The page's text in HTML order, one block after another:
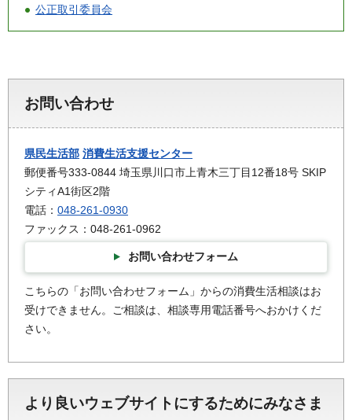
公正取引委員会
お問い合わせ
県民生活部 消費生活支援センター
郵便番号333-0844 埼玉県川口市上青木三丁目12番18号 SKIP
シティA1街区2階
電話： 048-261-0930
ファックス：048-261-0962
お問い合わせフォーム
こちらの「お問い合わせフォーム」からの消費生活相談はお
受けできません。ご相談は、相談専用電話番号へおかけくだ
さい。
より良いウェブサイトにするためにみなさま